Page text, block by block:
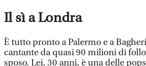
Il sì a Londra
È tutto pronto a Palermo e a
cantante da quasi 90 milioni di
sposo. Lei, 30 anni, è una delle